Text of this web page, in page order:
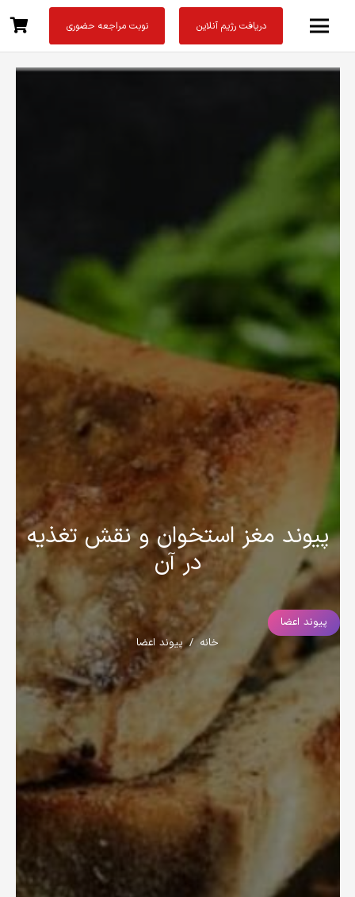
دریافت رژیم آنلاین نوبت مراجعه حضوری
پیوند مغز استخوان و نقش تغذیه
در آن
پیوند اعضا
خانه / پیوند اعضا